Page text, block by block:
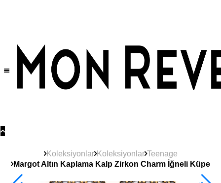
Koleksiyonlar Koleksiyonlar Teenage
Margot Altın Kaplama Kalp Zirkon Charm İğneli Küpe